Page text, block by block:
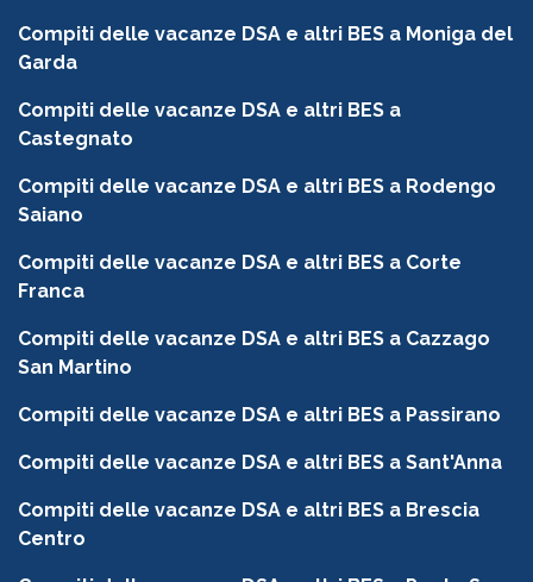
Compiti delle vacanze DSA e altri BES a Moniga del
Garda
Compiti delle vacanze DSA e altri BES a
Castegnato
Compiti delle vacanze DSA e altri BES a Rodengo
Saiano
Compiti delle vacanze DSA e altri BES a Corte
Franca
Compiti delle vacanze DSA e altri BES a Cazzago
San Martino
Compiti delle vacanze DSA e altri BES a Passirano
Compiti delle vacanze DSA e altri BES a Sant'Anna
Compiti delle vacanze DSA e altri BES a Brescia
Centro